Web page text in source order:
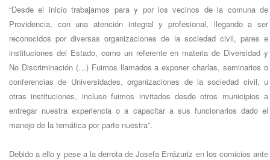
“Desde el inicio trabajamos para y por los vecinos de la comuna de
Providencia, con una atención integral y profesional, llegando a ser
reconocidos por diversas organizaciones de la sociedad civil, pares e
instituciones del Estado, como un referente en materia de Diversidad y
No Discriminación (…) Fuimos llamados a exponer charlas, seminarios o
conferencias de Universidades, organizaciones de la sociedad civil, u
otras instituciones, incluso fuimos invitados desde otros municipios a
entregar nuestra experiencia o a capacitar a sus funcionarios dado el
manejo de la temática por parte nuestra”.
Debido a ello y pese a la derrota de Josefa Errázuriz en los comicios ante